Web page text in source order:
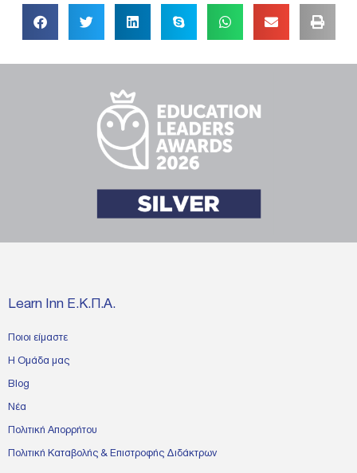
Learn Inn Ε.Κ.Π.Α.
Ποιοι είμαστε
Η Ομάδα μας
Blog
Νέα
Πολιτική Απορρήτου
Πολιτική Καταβολής & Επιστροφής Διδάκτρων